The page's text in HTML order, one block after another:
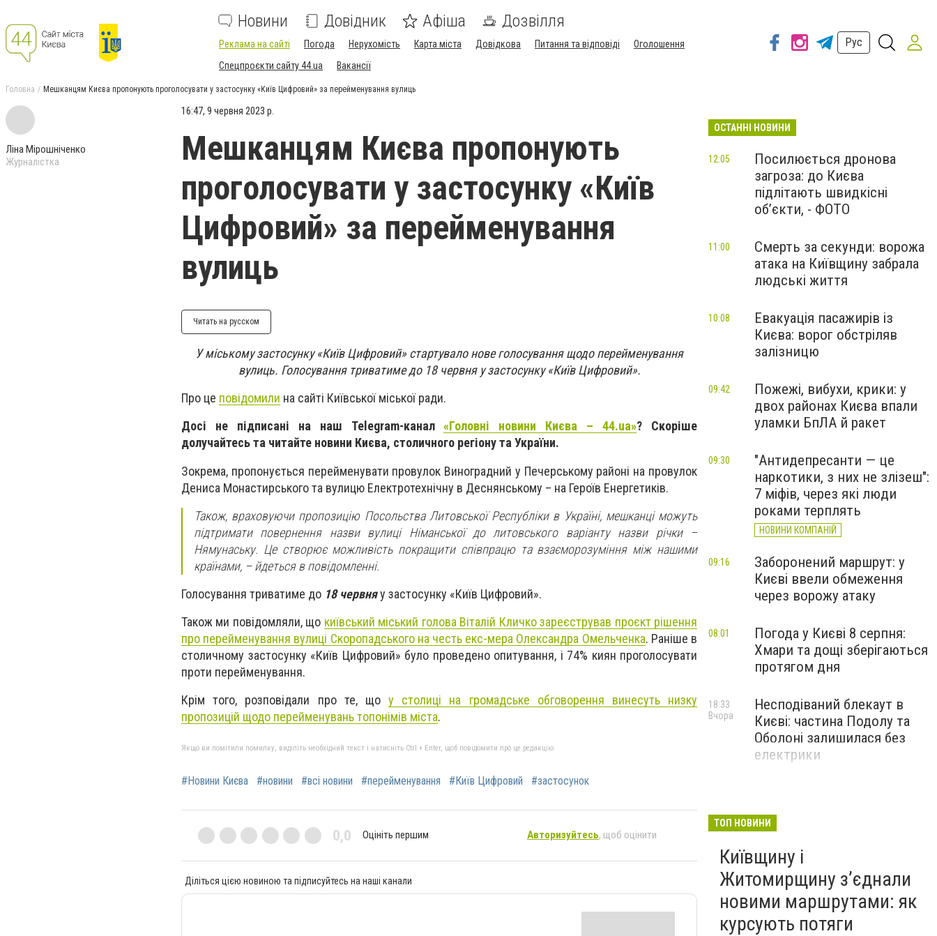
Новини Довідник Афіша Дозвілля
Реклама на сайті Погода Нерухомість Карта міста Довідкова Питання та відповіді
Оголошення
Спецпроєкти сайту 44.ua
Вакансії
Рус
Головна Мешканцям Києва пропонують проголосувати у застосунку «Київ Цифровий» за перейменування вулиць
Ліна Мірошніченко
Журналістка
16:47, 9 червня 2023 р.
Мешканцям Києва пропонують
проголосувати у застосунку «Київ
Цифровий» за перейменування
вулиць
Читать на русском
У міському застосунку «Київ Цифровий» стартувало нове голосування щодо перейменування
вулиць. Голосування триватиме до 18 червня у застосунку «Київ Цифровий».
Про це повідомили на сайті Київської міської ради.
Досі не підписані на наш Telegram-канал«Головні новини Києва – 44.ua»? Скоріше
долучайтесь та читайте новини Києва, столичного регіону та України.
Зокрема, пропонується перейменувати провулок Виноградний у Печерському районі на провулок
Дениса Монастирського та вулицю Електротехнічну в Деснянському – на Героїв Енергетиків.
Також, враховуючи пропозицію Посольства Литовської Республіки в Україні, мешканці можуть
підтримати повернення назви вулиці Німанської до литовського варіанту назви річки –
Нямунаську. Це створює можливість покращити співпрацю та взаєморозуміння між нашими
країнами, – йдеться в повідомленні.
Голосування триватиме до 18 червняу застосунку «Київ Цифровий».
Також ми повідомляли, що київський міський голова Віталій Кличко зареєстрував проєкт рішення
про перейменування вулиці Скоропадського на честь екс-мера Олександра Омельченка. Раніше в
столичному застосунку «Київ Цифровий» було проведено опитування, і 74% киян проголосувати
проти перейменування.
Крім того, розповідали про те, що у столиці на громадське обговорення винесуть низку
пропозицій щодо перейменувань топонімів міста.
Якщо ви помітили помилку, виділіть необхідний текст і натисніть Ctrl + Enter, щоб повідомити про це редакцію
#Новини Києва #новини #всі новини #перейменування #Київ Цифровий #застосунок
0,0 Оцініть першим Авторизуйтесь, щоб оцінити
Діліться цією новиною та підписуйтесь на наші канали
ОСТАННІ НОВИНИ
Посилюється дронова
загроза: до Києва
підлітають швидкісні
об’єкти, - ФОТО
12:05
Смерть за секунди: ворожа
атака на Київщину забрала
людські життя
11:00
Евакуація пасажирів із
Києва: ворог обстріляв
залізницю
10:08
Пожежі, вибухи, крики: у
двох районах Києва впали
уламки БпЛА й ракет
09:42
"Антидепресанти — це
наркотики, з них не злізеш":
7 міфів, через які люди
роками терплять
НОВИНИ КОМПАНІЙ
09:30
Заборонений маршрут: у
Києві ввели обмеження
через ворожу атаку
09:16
Погода у Києві 8 серпня:
Хмари та дощі зберігаються
протягом дня
08:01
Несподіваний блекаут в
Києві: частина Подолу та
Оболоні залишилася без
електрики
18:33
Вчора
ТОП НОВИНИ
Київщину і
Житомирщину з’єднали
новими маршрутами: як
курсують потяги